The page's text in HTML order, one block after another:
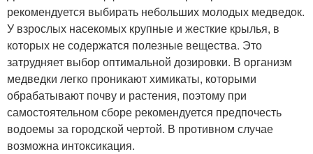
рекомендуется выбирать небольших молодых медведок.
У взрослых насекомых крупные и жесткие крылья, в
которых не содержатся полезные вещества. Это
затрудняет выбор оптимальной дозировки. В организм
медведки легко проникают химикаты, которыми
обрабатывают почву и растения, поэтому при
самостоятельном сборе рекомендуется предпочесть
водоемы за городской чертой. В противном случае
возможна интоксикация.